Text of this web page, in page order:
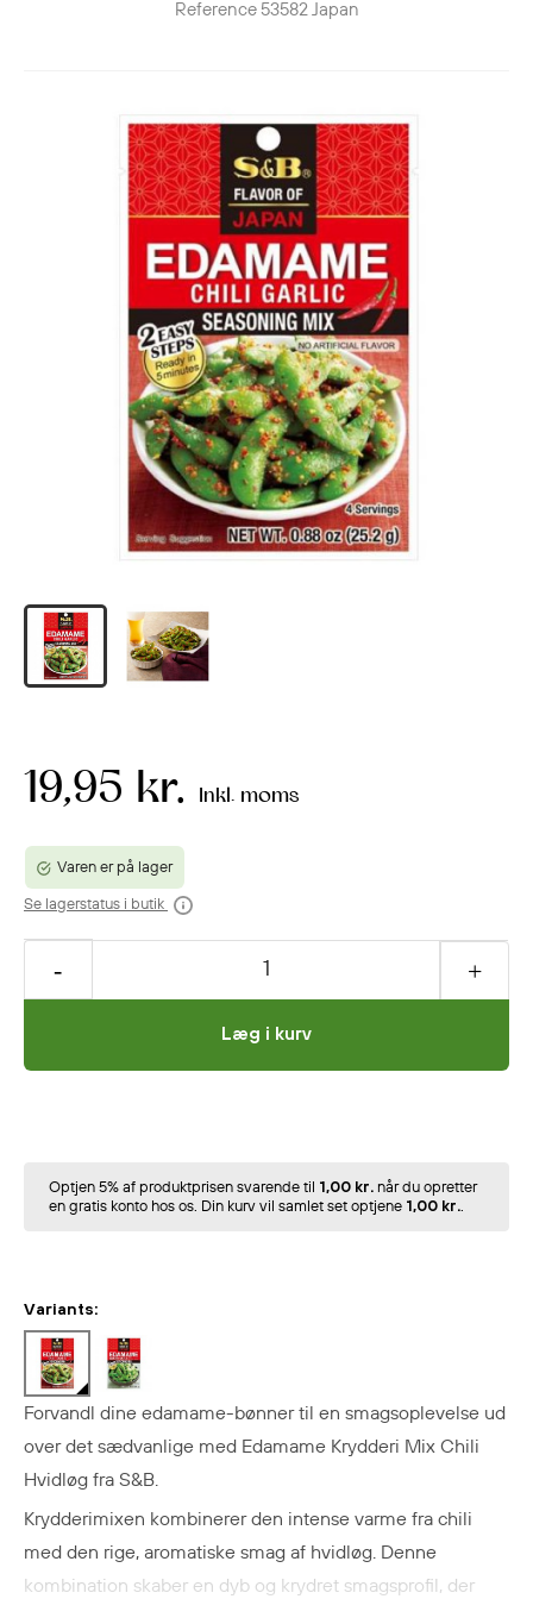
Reference 53582Japan
Optjen 5% af produktprisen svarende til 1,00 kr. når du opretter
en gratis konto hos os. Din kurv vil samlet set optjene 1,00 kr..
Variants:
Forvandl dine edamame-bønner til en smagsoplevelse ud
over det sædvanlige med Edamame Krydderi Mix Chili
Hvidløg fra S&B.
Krydderimixen kombinerer den intense varme fra chili
med den rige, aromatiske smag af hvidløg. Denne
kombination skaber en dyb og krydret smagsprofil, der
19,95 kr. Inkl. moms
Varen er på lager
Se lagerstatus i butik
Læg i kurv